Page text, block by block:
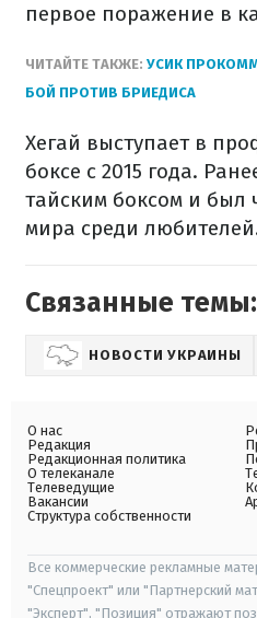
первое поражение в
ЧИТАЙТЕ ТАКЖЕ: УСИК
БОЙ ПРОТИВ БРИЕДИСА
Хегай выступает в
боксе с 2015 года.
тайским боксом и
мира среди
Связанные темы:
НОВОСТИ УКРАИНЫ
О нас
Редакция
Редакционная политика
О телеканале
Телеведущие
Вакансии
Структура собственности
Все коммерческие рекламные
"Спецпроект" или "Партнерский
"Эксперт", "Позиция" отражают